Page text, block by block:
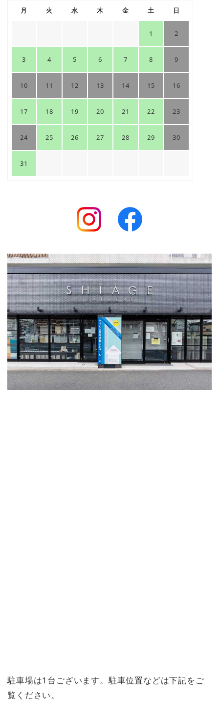
月 火 水 木 金 土 日
1 2
3 4 5 6 7 8 9
10 11 12 13 14 15 16
17 18 19 20 21 22 23
24 25 26 27 28 29 30
31
駐車場は1台ございます。駐車位置などは下記をご
覧ください。